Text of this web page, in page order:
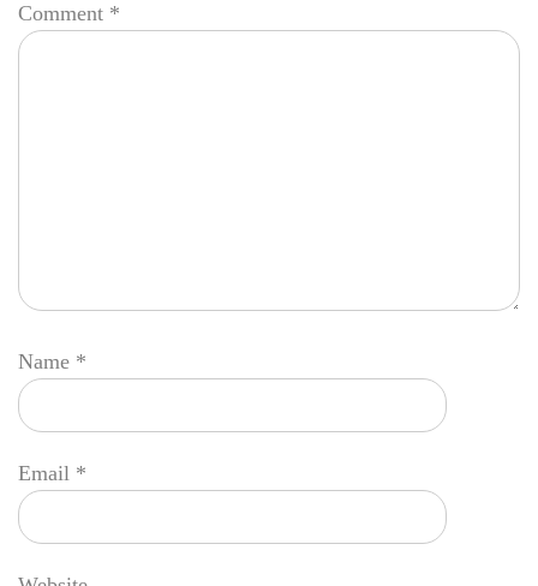
Comment *
Name *
Email *